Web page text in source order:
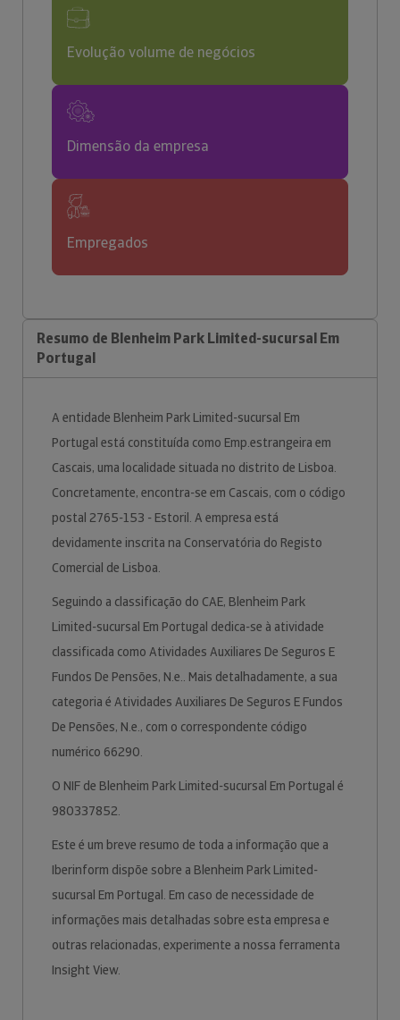
Evolução volume de negócios
Dimensão da empresa
Empregados
Resumo de Blenheim Park Limited-sucursal Em
Portugal
A entidade Blenheim Park Limited-sucursal Em
Portugal está constituída como Emp.estrangeira em
Cascais, uma localidade situada no distrito de Lisboa.
Concretamente, encontra-se em Cascais, com o código
postal 2765-153 - Estoril. A empresa está
devidamente inscrita na Conservatória do Registo
Comercial de Lisboa.
Seguindo a classificação do CAE, Blenheim Park
Limited-sucursal Em Portugal dedica-se à atividade
classificada como Atividades Auxiliares De Seguros E
Fundos De Pensões, N.e.. Mais detalhadamente, a sua
categoria é Atividades Auxiliares De Seguros E Fundos
De Pensões, N.e., com o correspondente código
numérico 66290.
O NIF de Blenheim Park Limited-sucursal Em Portugal é
980337852.
Este é um breve resumo de toda a informação que a
Iberinform dispõe sobre a Blenheim Park Limited-
sucursal Em Portugal. Em caso de necessidade de
informações mais detalhadas sobre esta empresa e
outras relacionadas, experimente a nossa ferramenta
Insight View.